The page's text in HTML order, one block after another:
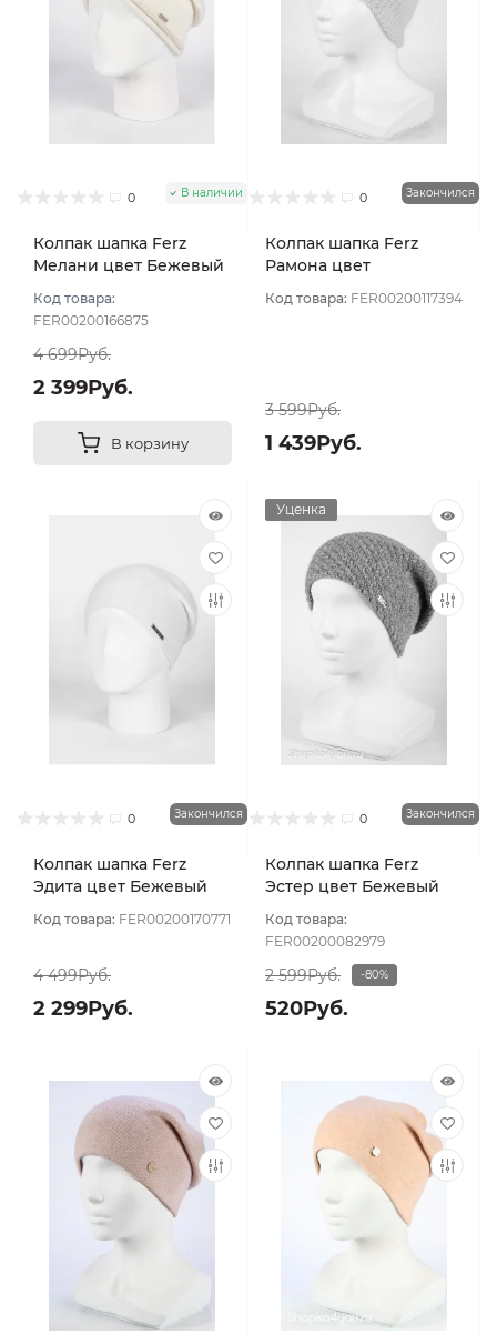
0 В наличии
Колпак шапка Ferz
Мелани цвет Бежевый
Код товара:
FER00200166875
4 699Руб.
2 399Руб.
В корзину
0 Закончился
Колпак шапка Ferz
Рамона цвет
Код товара: FER00200117394
3 599Руб.
1 439Руб.
0 Закончился
Колпак шапка Ferz
Эдита цвет Бежевый
Код товара: FER00200170771
4 499Руб.
2 299Руб.
Уценка
0 Закончился
Колпак шапка Ferz
Эстер цвет Бежевый
Код товара:
FER00200082979
2 599Руб. -80%
520Руб.